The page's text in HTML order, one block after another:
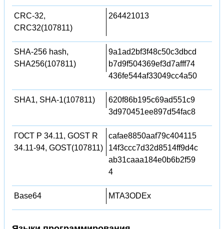
CRC-32,
CRC32(107811)
264421013
SHA-256 hash,
SHA256(107811)
9a1ad2bf3f48c50c3dbcd
b7d9f504369ef3d7afff74
436fe544af33049cc4a50
SHA1, SHA-1(107811)
620f86b195c69ad551c9
3d970451ee897d54fac8
ГОСТ Р 34.11, GOST R
34.11-94, GOST(107811)
cafae8850aaf79c404115
14f3ccc7d32d8514ff9d4c
ab31caaa184e0b6b2f59
4
Base64 MTA3ODEx